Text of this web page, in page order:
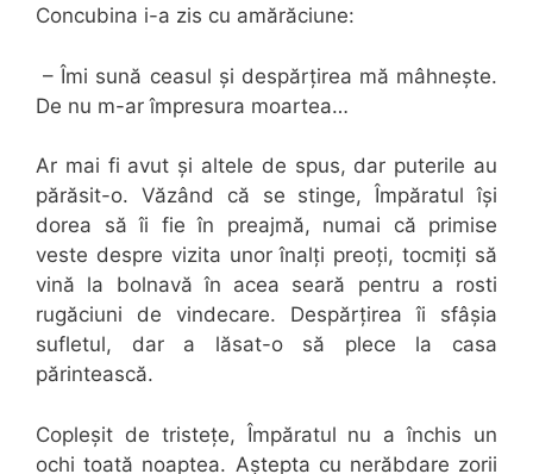
Concubina i-a zis cu amărăciune:
– Îmi sună ceasul și despărțirea mă mâhnește.
De nu m-ar împresura moartea…
Ar mai fi avut și altele de spus, dar puterile au
părăsit-o. Văzând că se stinge, Împăratul își
dorea să îi fie în preajmă, numai că primise
veste despre vizita unor înalți preoți, tocmiți să
vină la bolnavă în acea seară pentru a rosti
rugăciuni de vindecare. Despărțirea îi sfâșia
sufletul, dar a lăsat-o să plece la casa
părintească.
Copleșit de tristețe, Împăratul nu a închis un
ochi toată noaptea. Aștepta cu nerăbdare zorii